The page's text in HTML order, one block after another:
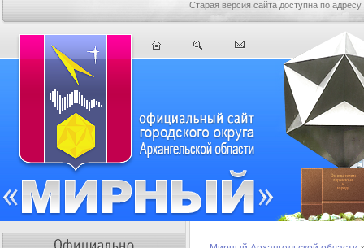
Старая версия сайта доступна по адресу